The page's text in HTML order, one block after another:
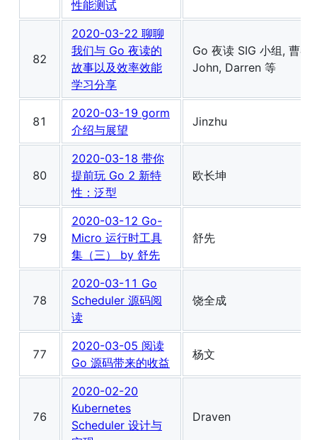
性能测试
82
2020-03-22 聊聊
我们与 Go 夜读的
故事以及效率效能
学习分享
Go 夜读 SIG 小组, 曹春
John, Darren 等
81
2020-03-19 gorm
介绍与展望
Jinzhu
80
2020-03-18 带你
提前玩 Go 2 新特
性：泛型
欧长坤
79
2020-03-12 Go-
Micro 运行时工具
集（三） by 舒先
舒先
78
2020-03-11 Go
Scheduler 源码阅
读
饶全成
77
2020-03-05 阅读
Go 源码带来的收益
杨文
76
2020-02-20
Kubernetes
Scheduler 设计与
Draven